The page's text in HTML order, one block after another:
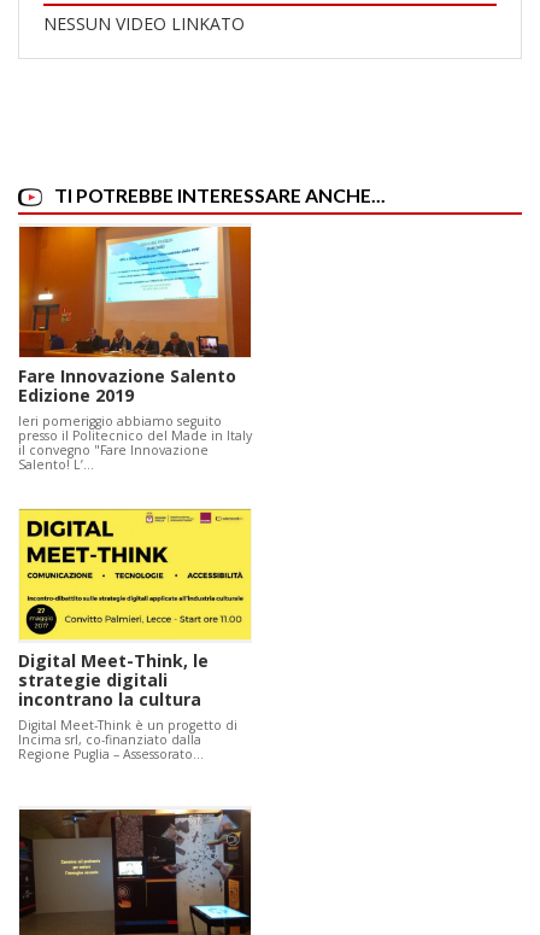
NESSUN VIDEO LINKATO
TI POTREBBE INTERESSARE ANCHE...
Fare Innovazione Salento
Edizione 2019
Ieri pomeriggio abbiamo seguito
presso il Politecnico del Made in Italy
il convegno "Fare Innovazione
Salento! L’…
Digital Meet-Think, le
strategie digitali
incontrano la cultura
Digital Meet-Think è un progetto di
Incima srl, co-finanziato dalla
Regione Puglia – Assessorato…